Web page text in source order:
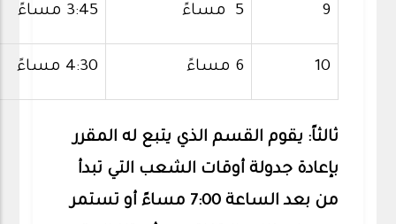
9 5 مساءً 3:45 مساءً
10 6 مساءً 4:30 مساءً
ثالثاً: يقوم القسم الذي يتبع له المقرر
بإعادة جدولة أوقات الشعب التي تبدأ
من بعد الساعة 7:00 مساءً أو تستمر